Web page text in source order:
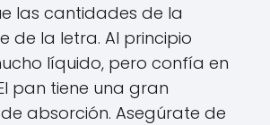
las cantidades de la
de la letra. Al principio
líquido, pero confía en
pan tiene una gran
absorción. Asegúrate de